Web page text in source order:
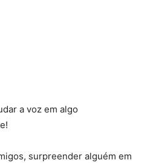
a voz em algo
surpreender alguém em